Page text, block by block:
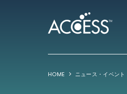
HOME ニュース・イベント